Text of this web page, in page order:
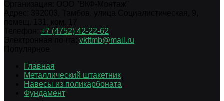
+7 (4752) 42-22-62
vkftmb@mail.ru
Главная
Металлический штакетник
Навесы из поликарбоната
Фундамент